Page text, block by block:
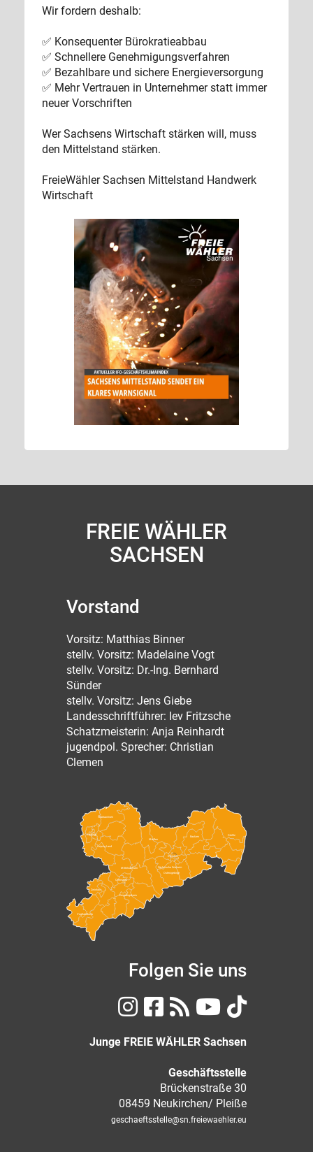
Wir fordern deshalb:
✅ Konsequenter Bürokratieabbau
✅ Schnellere Genehmigungsverfahren
✅ Bezahlbare und sichere Energieversorgung
✅ Mehr Vertrauen in Unternehmer statt immer
neuer Vorschriften
Wer Sachsens Wirtschaft stärken will, muss
den Mittelstand stärken.
FreieWähler Sachsen Mittelstand Handwerk
Wirtschaft
FREIE WÄHLER
SACHSEN
Vorstand
Vorsitz: Matthias Binner
stellv. Vorsitz: Madelaine Vogt
stellv. Vorsitz: Dr.-Ing. Bernhard
Sünder
stellv. Vorsitz: Jens Giebe
Landesschriftführer: Iev Fritzsche
Schatzmeisterin: Anja Reinhardt
jugendpol. Sprecher: Christian
Clemen
Bautzen Görlitz
Leipzig
Leipzig Land
Meißen
Erzgebirgskreis
Mittelsachsen
Nordsachsen
Osterzgebirge
Sächsische Schweiz-
Vogtlandkreis
Zwickau
Dresden
Chemnitz
Folgen Sie uns
Junge FREIE WÄHLER Sachsen
Geschäftsstelle
Brückenstraße 30
08459 Neukirchen/ Pleiße
geschaeftsstelle@sn.freiewaehler.eu